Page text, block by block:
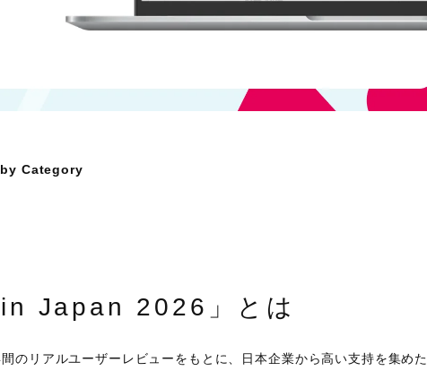
Category
Japan 2026」とは
リアルユーザーレビューをもとに、日本企業から高い支持を集めた